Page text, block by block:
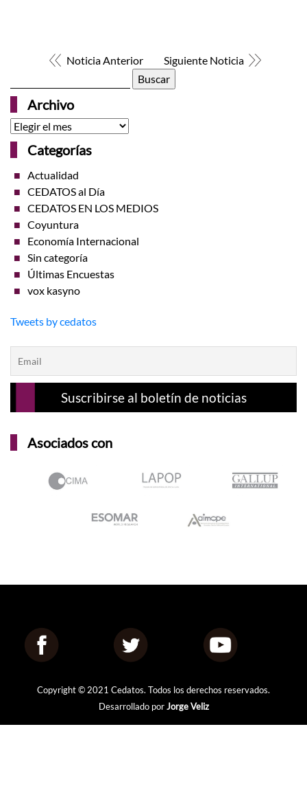
Noticia Anterior
Siguiente Noticia
Archivo
Archivo
Categorías
Actualidad
CEDATOS al Día
CEDATOS EN LOS MEDIOS
Coyuntura
Economía Internacional
Sin categoría
Últimas Encuestas
vox kasyno
Tweets by cedatos
Asociados con
Copyright © 2021 Cedatos. Todos los derechos reservados.
Desarrollado porJorge Veliz